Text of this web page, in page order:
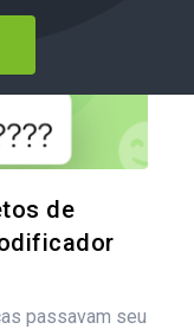
de
passavam seu